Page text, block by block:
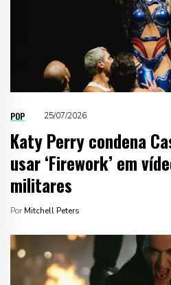
POP 25/07/2026
Katy Perry condena
usar ‘Firework’ em
militares
Por Mitchell Peters